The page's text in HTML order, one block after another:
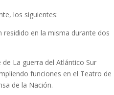
los siguientes:
en la misma durante dos
La guerra del Atlántico Sur
funciones en el Teatro de
de la Nación.